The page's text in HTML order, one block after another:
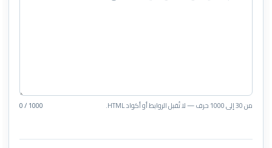
من 30 إلى 1000 حرف — لا تُقبل الروابط أو أكواد HTML. 0 / 1000